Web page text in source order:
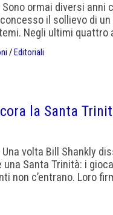
Sono ormai diversi anni
il sollievo di un
Negli ultimi quattro
stagione con
l’angoscia per il
/ Editoriali
la Santa
Una volta Bill Shankly
una Santa Trinità: i
non c’entrano. Loro
quanto idealista, da